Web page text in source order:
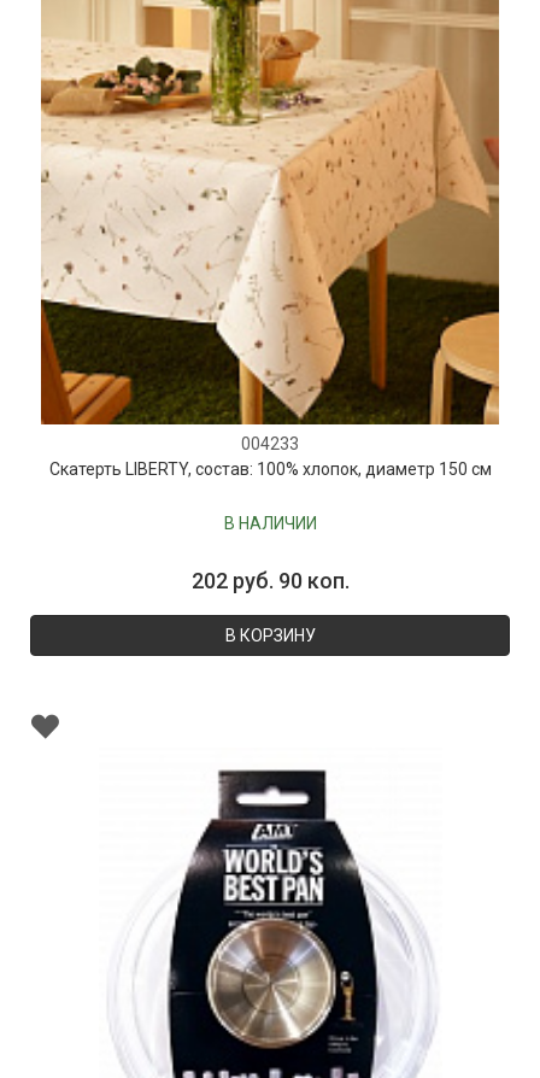
004233
Скатерть LIBERTY, состав: 100% хлопок, диаметр 150 см
В НАЛИЧИИ
202 руб. 90 коп.
В КОРЗИНУ